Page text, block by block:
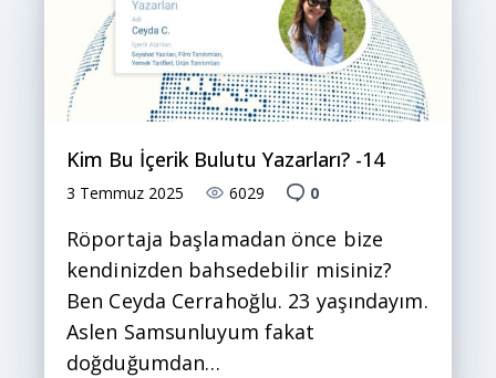
Kim Bu İçerik Bulutu Yazarları? -14
3 Temmuz 2025 6029 0
Röportaja başlamadan önce bize
kendinizden bahsedebilir misiniz?
Ben Ceyda Cerrahoğlu. 23 yaşındayım.
Aslen Samsunluyum fakat
doğduğumdan…